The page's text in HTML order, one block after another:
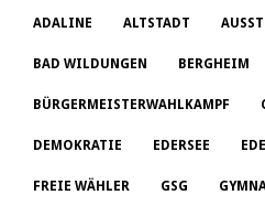
ADALINE ALTSTADT
BAD WILDUNGEN BERGHEIM
BÜRGERMEISTERWAHLKAMPF
DEMOKRATIE EDERSEE
FREIE WÄHLER GSG